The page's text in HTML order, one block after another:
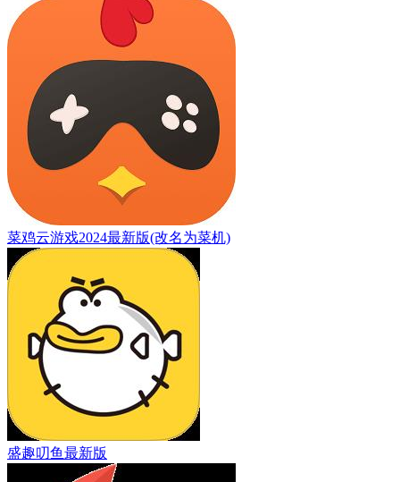
菜鸡云游戏2024最新版(改名为菜机)
盛趣叨鱼最新版